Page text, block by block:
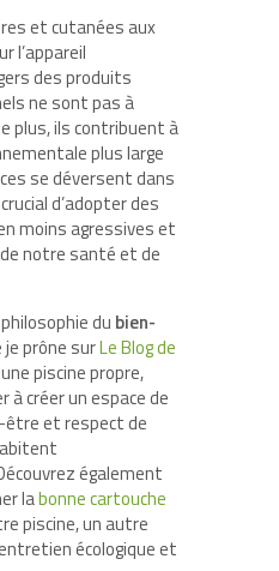
et cutanées aux
l’appareil
des produits
ne sont pas à
plus, ils contribuent à
plus large
se déversent dans
d’adopter des
moins agressives et
notre santé et de
du bien-
je prône surLe Blog de
piscine propre,
à créer un espace de
être et respect de
également
labonne cartouche
piscine, un autre
écologique et